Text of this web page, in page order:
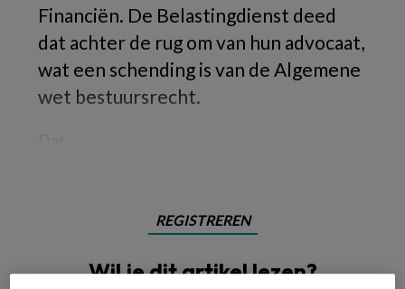
Financiën. De Belastingdienst deed
dat achter de rug om van hun advocaat,
wat een schending is van de Algemene
wet bestuursrecht.
REGISTREREN
Wil je dit artikel lezen?